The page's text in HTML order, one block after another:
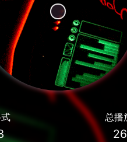
总播